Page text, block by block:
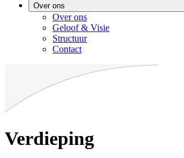
Over ons
Over ons
Geloof & Visie
Structuur
Contact
Verdieping